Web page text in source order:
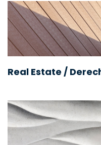
Real Estate /